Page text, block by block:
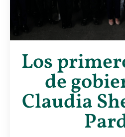
Los
de
Claudia